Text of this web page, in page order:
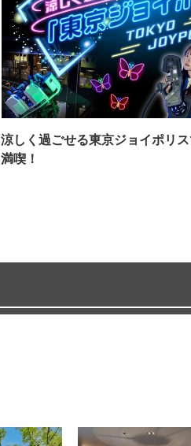
涼しく過ごせる東京ジョイポリ
満喫！